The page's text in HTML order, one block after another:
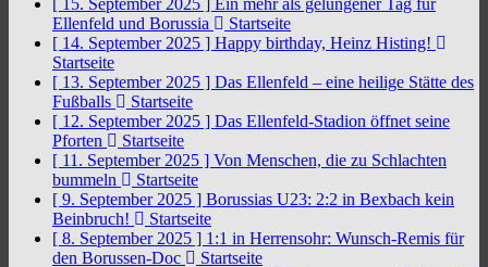
[ 15. September 2025 ] Ein mehr als gelungener Tag für
Ellenfeld und Borussia
Startseite
[ 14. September 2025 ] Happy birthday, Heinz Histing!
Startseite
[ 13. September 2025 ] Das Ellenfeld – eine heilige Stätte des
Fußballs
Startseite
[ 12. September 2025 ] Das Ellenfeld-Stadion öffnet seine
Pforten
Startseite
[ 11. September 2025 ] Von Menschen, die zu Schlachten
bummeln
Startseite
[ 9. September 2025 ] Borussias U23: 2:2 in Bexbach kein
Beinbruch!
Startseite
[ 8. September 2025 ] 1:1 in Herrensohr: Wunsch-Remis für
den Borussen-Doc
Startseite